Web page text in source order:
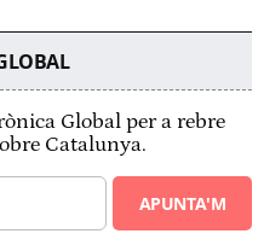
Global per a rebre
Catalunya.
APUNTA'M